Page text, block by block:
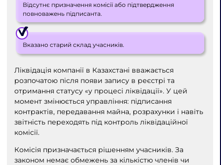
Відсутнє призначення комісії або підтвердження
повноважень підписанта.
Вказано старий склад учасників.
Ліквідація компанії в Казахстані вважається
розпочатою після появи запису в реєстрі та
отримання статусу «у процесі ліквідації». У цей
момент змінюється управління: підписання
контрактів, передавання майна, розрахунки і навіть
звітність переходять під контроль ліквідаційної
комісії.
Комісія призначається рішенням учасників. За
законом немає обмежень за кількістю членів чи